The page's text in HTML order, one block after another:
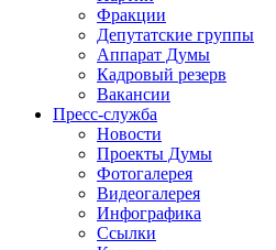
Фракции
Депутатские группы
Аппарат Думы
Кадровый резерв
Вакансии
Пресс-служба
Новости
Проекты Думы
Фотогалерея
Видеогалерея
Инфографика
Ссылки